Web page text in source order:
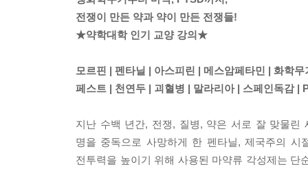
87년 셜록 홈스라는 캐릭터를 창조해 낸다. 로베
은 독극물에 정통했음에도 불구하고 튜보큐라린
--- p.50
‘베른의 기적’이라고 불리는 결승전인데, 서독은
서독이 스위스 월드컵 당시 퍼비틴을 복용했다는
퍼비틴 때문이었다. 그들은 약 빨고 승리한 것이다.
--- p.59-60
전쟁이 만든 약과 약이 만든 전쟁들!
★약학대학 인기 교양 강의★
모르핀 | 펜타닐 | 아스피린 | 메스암페타민 | 화학무
페스트 | 천연두 | 괴혈병 | 말라리아 | 스페인독감 |
지난 수백 년간, 전쟁, 질병, 약은 서로 잘 맞물린
명을 중독으로 사망하게 한 펜타닐, 제국주의
전투력을 높이기 위해 사용된 마약류 각성제는